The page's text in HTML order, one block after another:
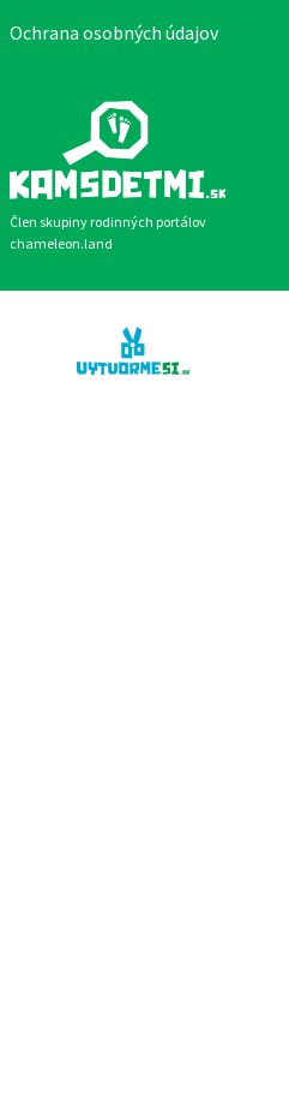
Člen skupiny rodinných portálov
chameleon.land
Ochrana osobných údajov